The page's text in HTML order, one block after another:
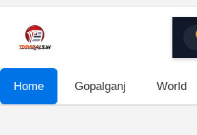
content
Home Gopalganj World